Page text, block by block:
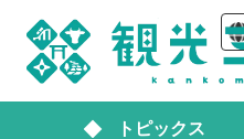
トピックス